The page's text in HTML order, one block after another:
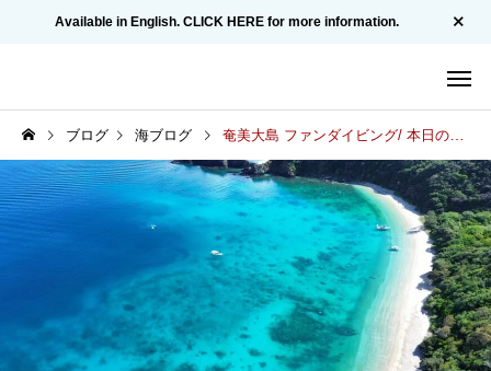
Available in English. CLICK HERE for more information.
ブログ 海ブログ 奄美大島 ファンダイビング/ 本日の海況